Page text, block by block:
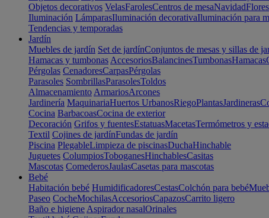
Objetos decorativos VelasFarolesCentros de mesaNavidad
Iluminación LámparasIluminación decorativaIluminación para
Tendencias y temporadas
Jardín
Muebles de jardín Set de jardínConjuntos de mesas y sillas de
Hamacas y tumbonas AccesoriosBalancinesTumbonasHamacas
Pérgolas CenadoresCarpasPérgolas
Parasoles SombrillasParasolesToldos
Almacenamiento ArmariosArcones
Jardinería MaquinariaHuertos UrbanosRiegoPlantasJardineras
Cocina BarbacoasCocina de exterior
Decoración Grifos y fuentesEstatuasMacetasTermómetros y
Textil Cojines de jardínFundas de jardín
Piscina PlegableLimpieza de piscinasDuchaHinchable
Juguetes ColumpiosToboganesHinchablesCasitas
Mascotas ComederosJaulasCasetas para mascotas
Bebé
Habitación bebé HumidificadoresCestasColchón para bebé
Paseo CocheMochilasAccesoriosCapazosCarrito ligero
Baño e higiene Aspirador nasalOrinales